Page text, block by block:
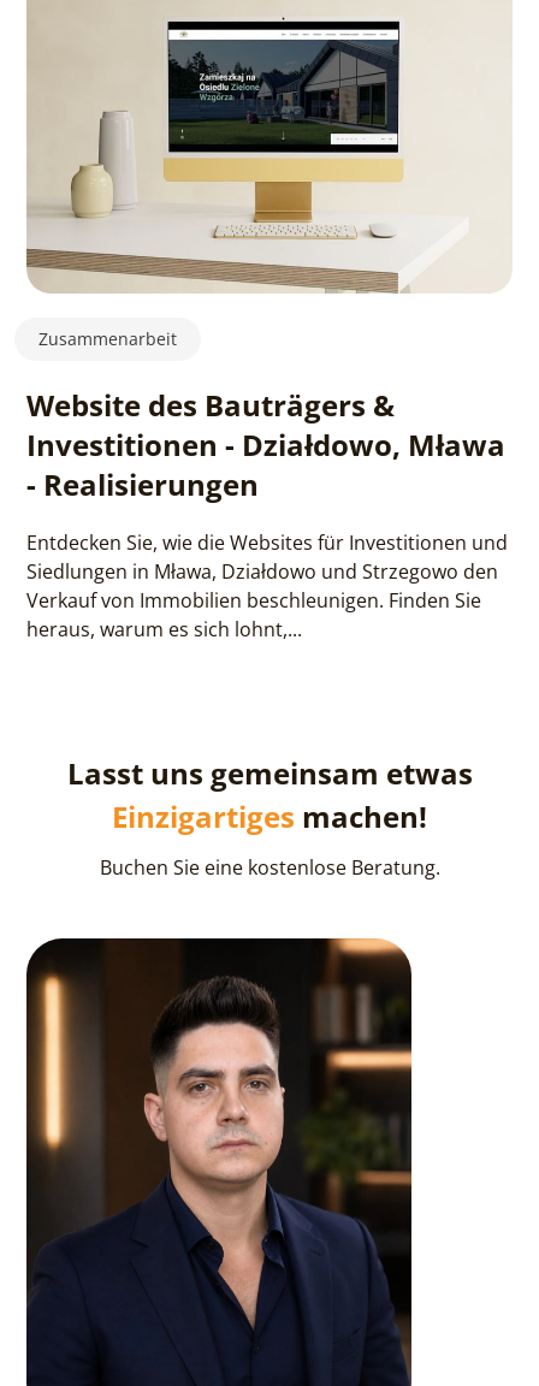
Zusammenarbeit
Website des Bauträgers &
Investitionen - Działdowo, Mława
- Realisierungen
Entdecken Sie, wie die Websites für Investitionen und
Siedlungen in Mława, Działdowo und Strzegowo den
Verkauf von Immobilien beschleunigen. Finden Sie
heraus, warum es sich lohnt,...
Lasst uns gemeinsam etwas
Einzigartiges machen!
Buchen Sie eine kostenlose Beratung.